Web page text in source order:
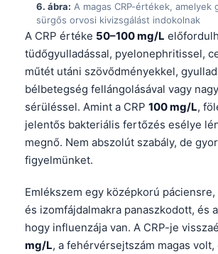
6. ábra: A magas CRP-értékek, amelyek
sürgős orvosi kivizsgálást indokolnak
A CRP értéke 50–100 mg/L
tüdőgyulladással, pyelonephritissel,
műtét utáni szövődményekkel,
bélbetegség fellángolásával vagy
sérüléssel. Amint a CRP 100 mg/L,
jelentős bakteriális fertőzés esélye
megnő. Nem abszolút szabály, de
figyelmünket.
Emlékszem egy középkorú
és izomfájdalmakra panaszkodott, és
hogy influenzája van. A CRP-je
mg/L, a fehérvérsejtszám magas volt,
Bahasa Melayu
Tiếng Việt
Tagalog
ဗမာစာ
ភាសាខ្មែរ
Kiswahili
አማርኛ
Українська
O‘zbekcha
Català